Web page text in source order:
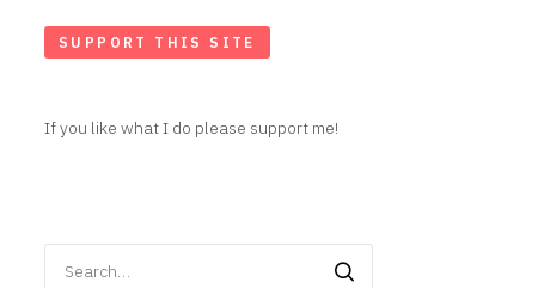
SUPPORT THIS SITE
If you like what I do please support me!
for: